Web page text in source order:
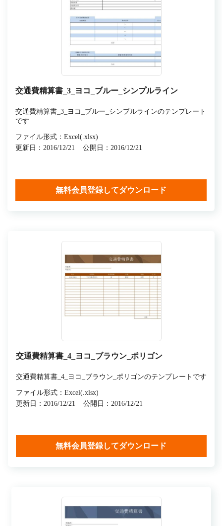
交通費精算書_3_ヨコ_ブルー_シンプルライン
交通費精算書_3_ヨコ_ブルー_シンプルラインのテンプレート
です
ファイル形式：Excel(.xlsx)
更新日：2016/12/21
公開日：2016/12/21
無料会員登録してダウンロード
交通費精算書_4_ヨコ_ブラウン_ポリゴン
交通費精算書_4_ヨコ_ブラウン_ポリゴンのテンプレートです
ファイル形式：Excel(.xlsx)
更新日：2016/12/21
公開日：2016/12/21
無料会員登録してダウンロード